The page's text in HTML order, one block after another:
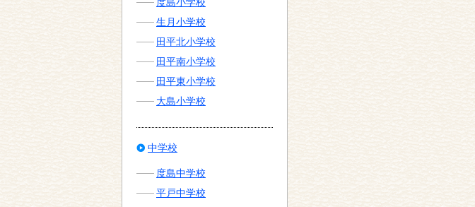
生月小学校
田平北小学校
田平南小学校
田平東小学校
大島小学校
中学校
度島中学校
平戸中学校